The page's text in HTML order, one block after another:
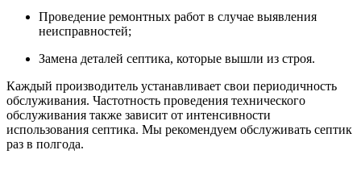
Проведение ремонтных работ в случае выявления
неисправностей;
Замена деталей септика, которые вышли из строя.
Каждый производитель устанавливает свои периодичность
обслуживания. Частотность проведения технического
обслуживания также зависит от интенсивности
использования септика. Мы рекомендуем обслуживать септик
раз в полгода.